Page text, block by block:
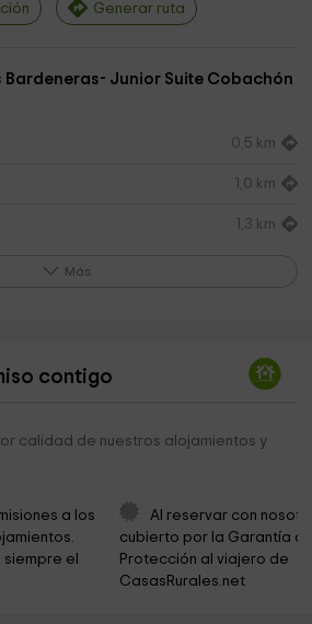
Generar ruta
Bardeneras- Junior Suite Cobachón
0,5 km
1,0 km
1,3 km
4,4 km
Más
contigo
calidad de nuestros alojamientos y
a los
el
Al reservar con
cubierto por la Garantía
Protección al viajero de
CasasRurales.net